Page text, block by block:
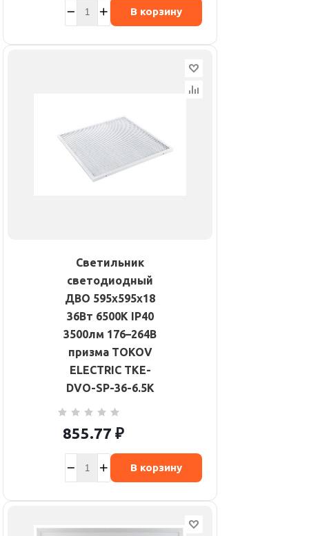
В корзину
Светильник
светодиодный
ДВО 595х595х18
36Вт 6500К IP40
3500лм 176–264В
призма TOKOV
ELECTRIC TKE-
DVO-SP-36-6.5K
855.77 ₽
В корзину